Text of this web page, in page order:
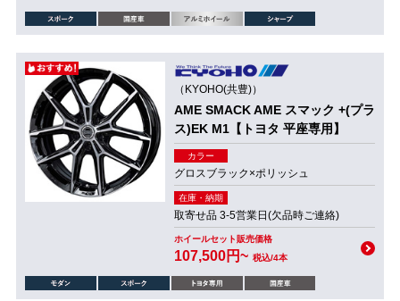
（KYOHO(共豊)）
AME SMACK AME スマック +(プラ
ス)EK M1【トヨタ 平座専用】
カラー
グロスブラック×ポリッシュ
在庫・納期
取寄せ品 3-5営業日(欠品時ご連絡)
ホイールセット販売価格
107,500円~ 税込/4本